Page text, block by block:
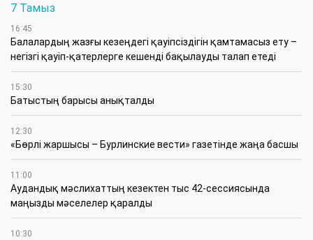
7 Тамыз
16:45
Балалардың жазғы кезеңдегі қауіпсіздігін қамтамасыз ету –
негізгі қауіп-қатерлерге кешенді бақылауды талап етеді
15:30
Батыстың барысы анықталды
12:30
«Бөрлі жаршысы – Бурлинские вести» газетінде жаңа басшы
11:00
Аудандық мәслихаттың кезектен тыс 42-сессиясында
маңызды мәселелер қаралды
10:30